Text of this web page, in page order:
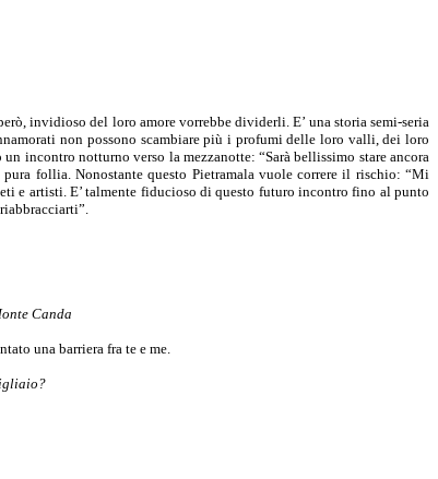
invidioso del loro amore vorrebbe dividerli. E’ una storia semi-seria
non possono scambiare più i profumi delle loro valli, dei loro
incontro notturno verso la mezzanotte: “Sarà bellissimo stare ancora
follia. Nonostante questo Pietramala vuole correre il rischio: “Mi
e artisti. E’ talmente fiducioso di questo futuro incontro fino al punto
Canda
una barriera fra te e me.